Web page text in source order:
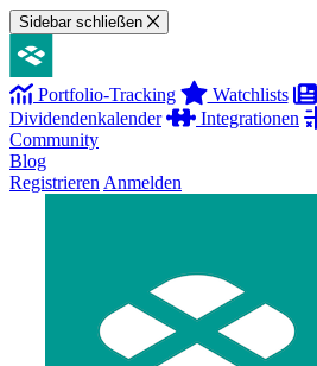
Sidebar schließen
Portfolio-Tracking Watchlists
Dividendenkalender
Integrationen
Community
Blog
Registrieren Anmelden